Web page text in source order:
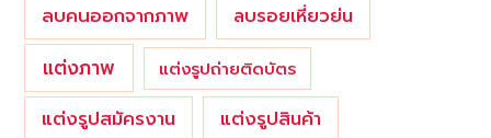
ลบคนออกจากภาพ ลบรอยเหี่ยวย่น
แต่งภาพ แต่งรูปถ่ายติดบัตร
แต่งรูปสมัครงาน
แต่งรูปสินค้า